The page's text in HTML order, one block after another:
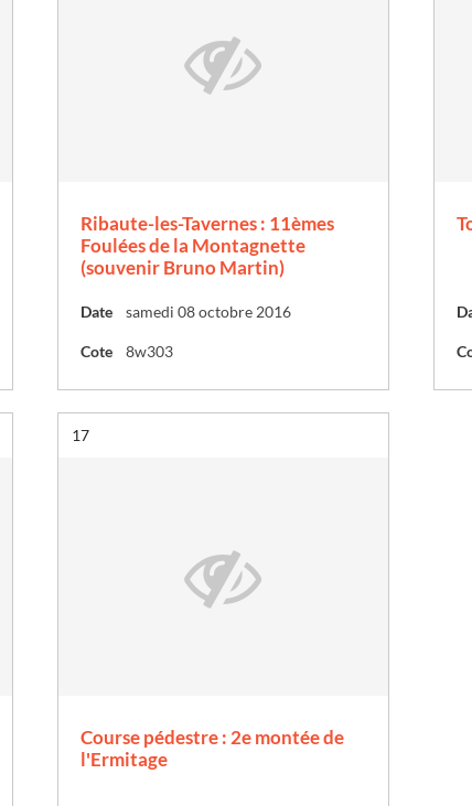
Ribaute-les-Tavernes : 11èmes
Foulées de la Montagnette
(souvenir Bruno Martin)
Date samedi 08 octobre 2016
Cote 8w303
Résultat n°
17
Course pédestre : 2e montée de
l'Ermitage